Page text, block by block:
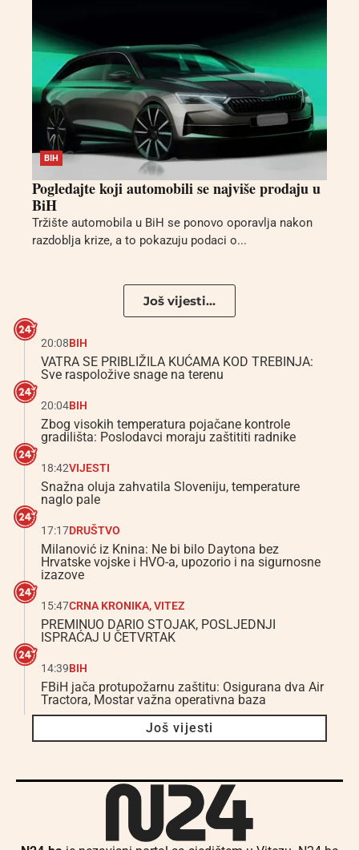
BIH
Pogledajte koji automobili se najviše prodaju u
BiH
Tržište automobila u BiH se ponovo oporavlja nakon
razdoblja krize, a to pokazuju podaci o...
Još vijesti...
20:08BIH
VATRA SE PRIBLIŽILA KUĆAMA KOD TREBINJA:
Sve raspoložive snage na terenu
20:04BIH
Zbog visokih temperatura pojačane kontrole
gradilišta: Poslodavci moraju zaštititi radnike
18:42VIJESTI
Snažna oluja zahvatila Sloveniju, temperature
naglo pale
17:17DRUŠTVO
Milanović iz Knina: Ne bi bilo Daytona bez
Hrvatske vojske i HVO-a, upozorio i na sigurnosne
izazove
15:47CRNA KRONIKA,VITEZ
PREMINUO DARIO STOJAK, POSLJEDNJI
ISPRAĆAJ U ČETVRTAK
14:39BIH
FBiH jača protupožarnu zaštitu: Osigurana dva Air
Tractora, Mostar važna operativna baza
Još vijesti